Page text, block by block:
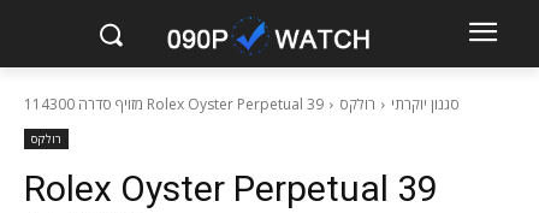
סגנון יוקרתי רולקס Rolex Oyster Perpetual 39 מזויף סדרה 114300
רולקס
Rolex Oyster Perpetual 39